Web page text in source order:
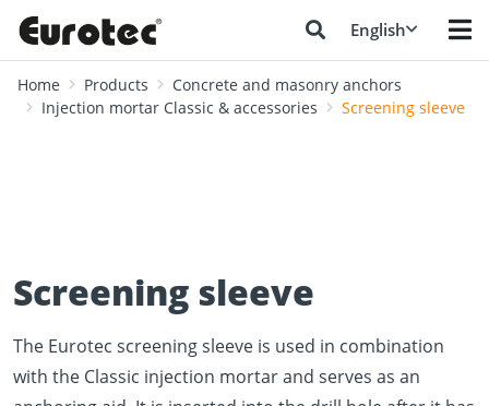
English
Home Products
Concrete and masonry anchors
Injection mortar Classic & accessories
Screening sleeve
Screening sleeve
The Eurotec screening sleeve is used in combination
with the Classic injection mortar and serves as an